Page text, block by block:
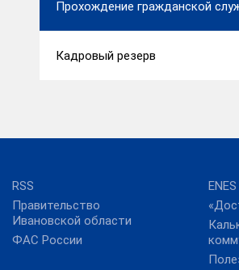
Прохождение гражданской
Кадровый резерв
RSS
Правительство
Ивановской области
ФАС России
ENES